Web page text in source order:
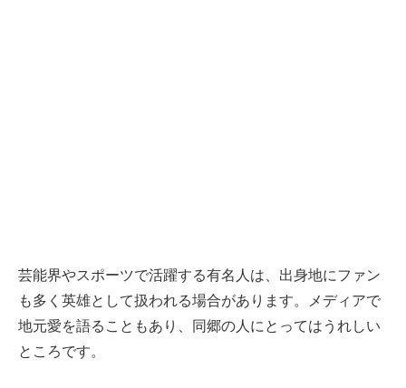
芸能界やスポーツで活躍する有名人は、出身地にファン
も多く英雄として扱われる場合があります。メディアで
地元愛を語ることもあり、同郷の人にとってはうれしい
ところです。